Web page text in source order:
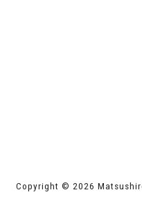
Copyright © 2026